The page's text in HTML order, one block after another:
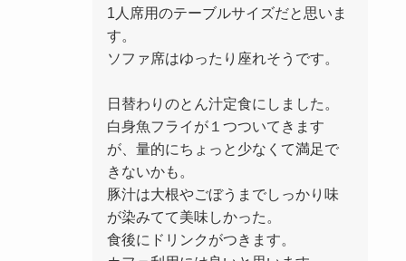
1人席用のテーブルサイズだと思いま
す。
ソファ席はゆったり座れそうです。
日替わりのとん汁定食にしました。
白身魚フライが１つついてきます
が、量的にちょっと少なくて満足で
きないかも。
豚汁は大根やごぼうまでしっかり味
が染みてて美味しかった。
食後にドリンクがつきます。